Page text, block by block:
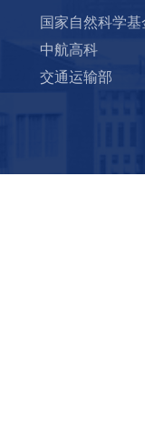
国家自然科学
中航高科
交通运输部